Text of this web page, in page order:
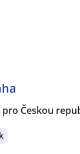
Českou